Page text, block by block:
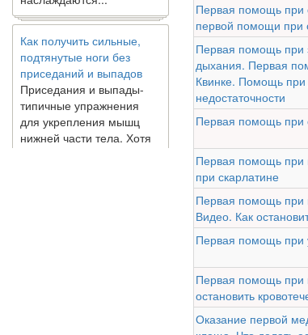
Как получить сильные,
подтянутые ноги без
приседаний и выпадов
Приседания и выпады-
типичные упражнения
для укрепления мышц
нижней части тела. Хотя
они чрезвычайно
Первая помощь при
первой помощи при
Первая помощь при
дыхания. Первая
Квинке. Помощь при
недостаточности
Первая помощь при
Первая помощь при
при скарлатине
Первая помощь при
Видео. Как
Первая помощь при
Первая помощь при
остановить
Оказание первой